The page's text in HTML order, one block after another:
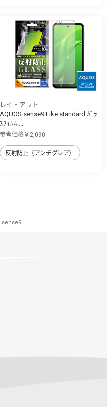
レイ・アウト
AQUOS sense9 Like standard ｶﾞﾗ
ｽﾌｨﾙﾑ ...
参考価格￥2,090
反射防止（アンチグレア）
sense9